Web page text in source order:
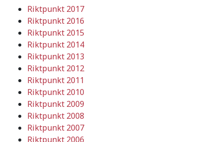
Riktpunkt 2017
Riktpunkt 2016
Riktpunkt 2015
Riktpunkt 2014
Riktpunkt 2013
Riktpunkt 2012
Riktpunkt 2011
Riktpunkt 2010
Riktpunkt 2009
Riktpunkt 2008
Riktpunkt 2007
Riktpunkt 2006